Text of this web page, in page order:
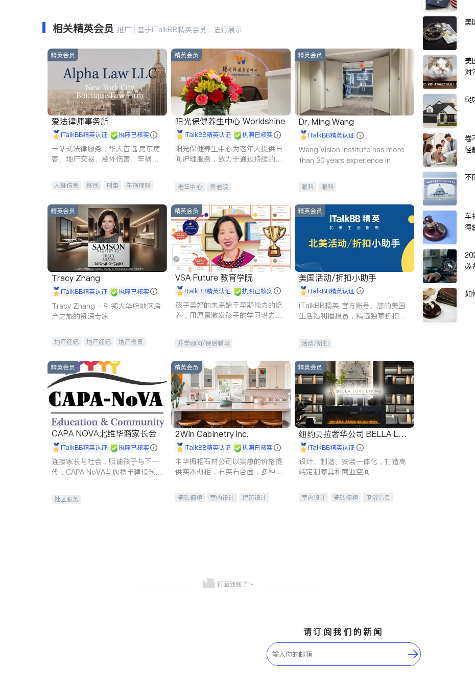
相关精英会员 推广 | 基于iTalkBB精英会员，进行展示
精英会员
爱法律师事务所
iTalkBB精英认证 执照已核实
一站式法律服务，华人首选.房东房
客、地产交易、意外伤害、车祸重
人身伤害 移民 刑事
车祸理赔
商标注册
索赔 律师-其它 保释
精英会员
阳光保健养生中心 Worldshine
iTalkBB精英认证 执照已核实
阳光保健养生中心为老年人提供日
间护理服务，致力于通过持续的护
老年中心 养老院
精英会员
Dr. Ming Wang
iTalkBB精英认证
Wang Vision Institute has more
than 30 years experience in
眼科 眼科
精英会员
Tracy Zhang
iTalkBB精英认证 执照已核实
Tracy Zhang - 引领大华府地区房
产之旅的资深专家
地产经纪 地产经纪
地产投资
精英会员
VSA Future 教育学院
iTalkBB精英认证 执照已核实
孩子美好的未来始于早期能力的培
养，用愿景激发孩子的学习潜力和
升学顾问/课后辅导
精英会员
美国活动/折扣小助手
iTalkBB精英认证
iTalkBB精英 官方账号。您的美国
生活福利播报员，精选独家折扣、
活动/折扣
精英会员
CAPA NOVA北维华裔家长会
iTalkBB精英认证 执照已核实
连接家长与社会，赋能孩子与下一
代，CAPA NoVA与您携手建设包
社区服务
精英会员
2Win Cabinetry Inc.
iTalkBB精英认证 执照已核实
中华橱柜石材公司以实惠的价格提
供实木橱柜，石英石台面，多种优
机。品质厨房，家的选择。
瓷砖橱柜 室内设计
建筑设计
精英会员
纽约贝拉奢华公司 BELLA LUX
E iTalkBB精英认证
设计、制造、安装一体化，打造高
端定制家具和商业空间
室内设计 瓷砖橱柜
卫浴洁具
美
美
对?
5
卷
径
不
车
得
必
如
请订阅我们的新闻